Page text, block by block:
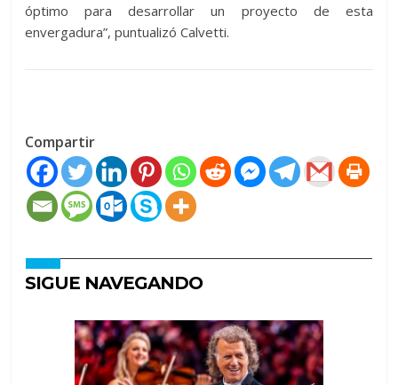
óptimo para desarrollar un proyecto de esta
envergadura”, puntualizó Calvetti.
Compartir
SIGUE NAVEGANDO